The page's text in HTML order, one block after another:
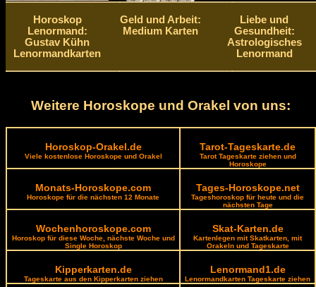
Horoskop
Lenormand:
Gustav Kühn
Lenormandkarten
Geld und Arbeit:
Medium Karten
Liebe und
Gesundheit:
Astrologisches
Lenormand
Weitere Horoskope und Orakel von uns:
Horoskop-Orakel.de
Viele kostenlose Horoskope und Orakel
Tarot-Tageskarte.de
Tarot Tageskarte ziehen und
Horoskope
Monats-Horoskope.com
Horoskope für die nächsten 12 Monate
Tages-Horoskope.net
Tageshoroskop für heute und die
nächsten Tage
Wochenhoroskope.com
Horoskop für diese Woche, nächste Woche und
Single Horoskop
Skat-Karten.de
Kartenlegen mit Skatkarten, mit
Orakeln und Tageskarte
Kipperkarten.de
Tageskarte aus den Kipperkarten ziehen
Lenormand1.de
Lenormandkarten Tageskarte ziehen